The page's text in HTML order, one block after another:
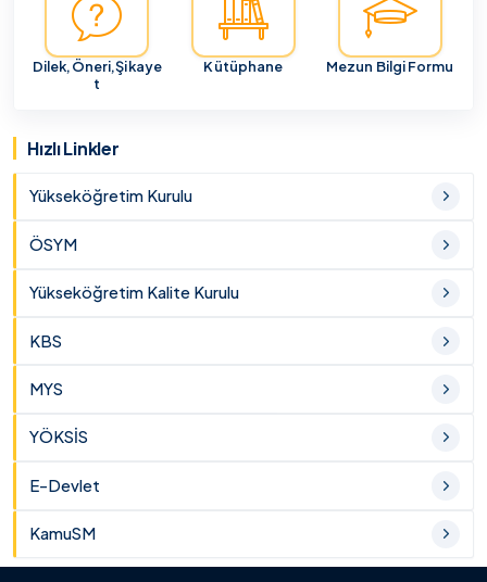
Dilek,Öneri,Şikaye
t
Kütüphane Mezun Bilgi Formu
Hızlı Linkler
Yükseköğretim Kurulu
ÖSYM
Yükseköğretim Kalite Kurulu
KBS
MYS
YÖKSİS
E-Devlet
KamuSM